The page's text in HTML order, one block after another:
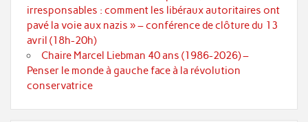
irresponsables : comment les libéraux autoritaires ont
pavé la voie aux nazis » – conférence de clôture du 13
avril (18h-20h)
Chaire Marcel Liebman 40 ans (1986-2026) –
Penser le monde à gauche face à la révolution
conservatrice